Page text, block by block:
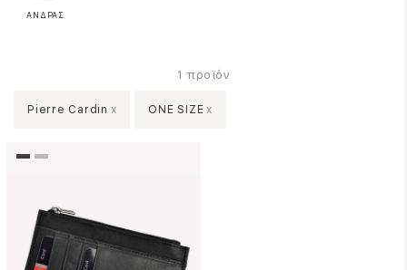
ΑΝΔΡΑΣ
1 προϊόν
Pierre Cardin x ONE SIZE x